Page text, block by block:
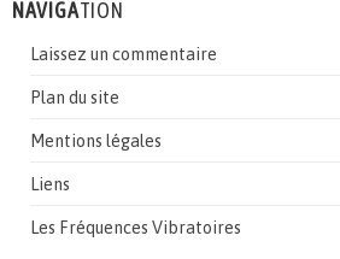
NAVIGATION
Laissez un commentaire
Plan du site
Mentions légales
Liens
Les Fréquences Vibratoires